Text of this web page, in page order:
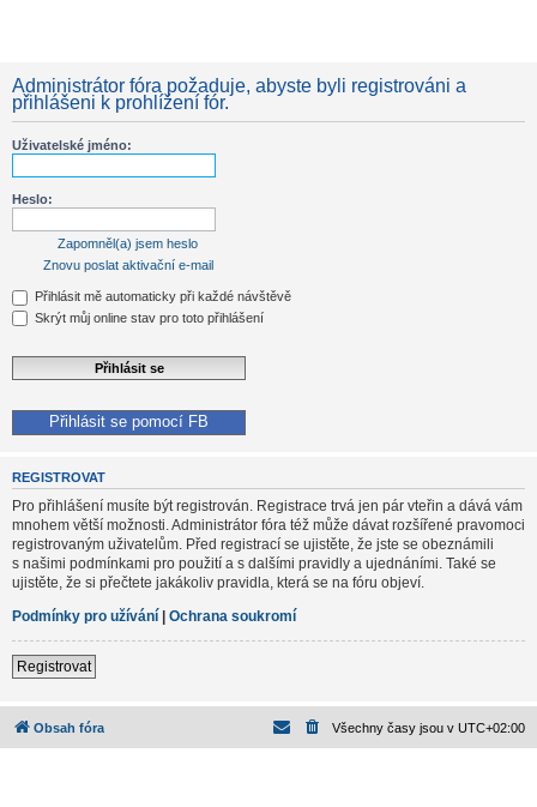
Administrátor fóra požaduje, abyste byli registrováni a
přihlášeni k prohlížení fór.
Uživatelské jméno:
Heslo:
Zapomněl(a) jsem heslo
Znovu poslat aktivační e-mail
Přihlásit mě automaticky při každé návštěvě
Skrýt můj online stav pro toto přihlášení
Přihlásit se pomocí FB
REGISTROVAT
Pro přihlášení musíte být registrován. Registrace trvá jen pár vteřin a dává vám
mnohem větší možnosti. Administrátor fóra též může dávat rozšířené pravomoci
registrovaným uživatelům. Před registrací se ujistěte, že jste se obeznámili
s našimi podmínkami pro použití a s dalšími pravidly a ujednáními. Také se
ujistěte, že si přečtete jakákoliv pravidla, která se na fóru objeví.
Podmínky pro užívání | Ochrana soukromí
Registrovat
Obsah fóra Všechny časy jsou v UTC+02:00